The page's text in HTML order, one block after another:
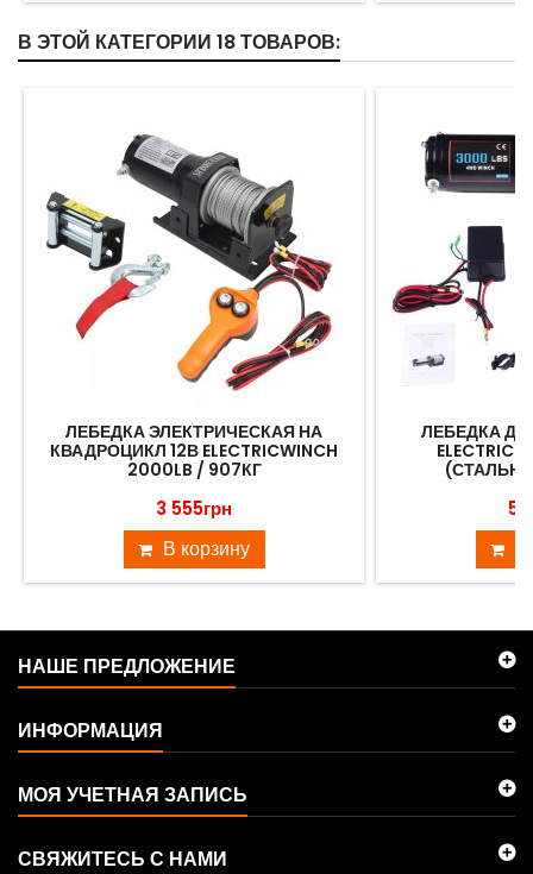
В ЭТОЙ КАТЕГОРИИ 18 ТОВАРОВ:
ЛЕБЕДКА ЭЛЕКТРИЧЕСКАЯ НА
КВАДРОЦИКЛ 12В ELECTRICWINCH
2000LB / 907КГ
3 555грн
В корзину
ЛЕБЕДКА
ELECTRIC
5
НАШЕ ПРЕДЛОЖЕНИЕ
ИНФОРМАЦИЯ
МОЯ УЧЕТНАЯ ЗАПИСЬ
СВЯЖИТЕСЬ С НАМИ